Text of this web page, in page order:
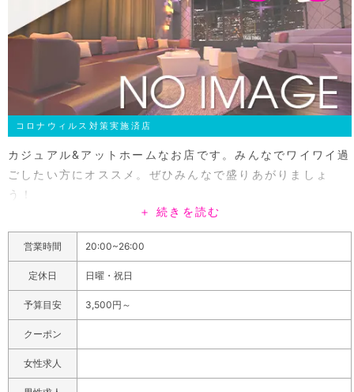
コロナウィルス対策実施済店
カジュアル&アットホームなお店です。みんなでワイワイ過
ごしたい方にオススメ。ぜひみんなで盛りあがりましょ
う！
＋ 続きを読む
営業時間 20:00~26:00
定休日 日曜・祝日
予算目安 3,500円～
クーポン
女性求人